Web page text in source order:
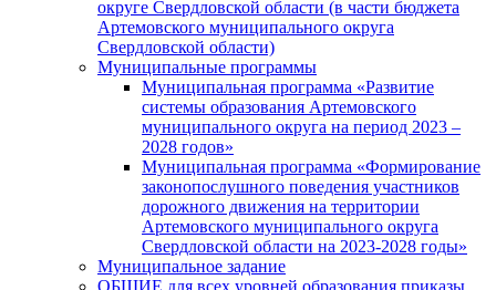
округе Свердловской области (в части бюджета
Артемовского муниципального округа
Свердловской области)
Муниципальные программы
Муниципальная программа «Развитие
системы образования Артемовского
муниципального округа на период 2023 –
2028 годов»
Муниципальная программа «Формирование
законопослушного поведения участников
дорожного движения на территории
Артемовского муниципального округа
Свердловской области на 2023-2028 годы»
Муниципальное задание